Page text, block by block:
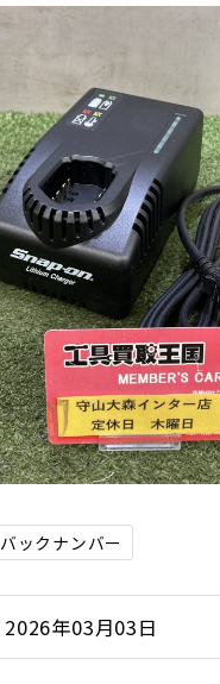
バックナンバー
2026年03月03日